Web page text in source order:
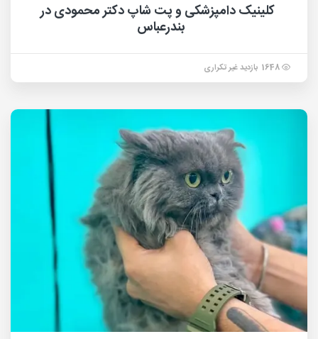
کلینیک دامپزشکی و پت شاپ دکتر محمودی در
بندرعباس
1648 بازدید غیر تکراری